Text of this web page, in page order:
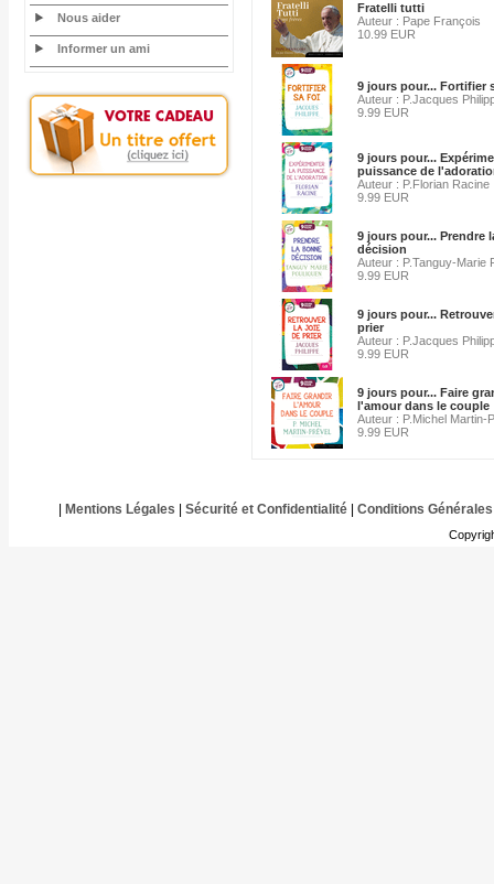
Nous aider
Informer un ami
Fratelli tutti
Auteur : Pape François
10.99 EUR
9 jours pour... Fortifier
Auteur : P.Jacques
9.99 EUR
9 jours pour...
puissance de
Auteur : P.Florian Racine
9.99 EUR
9 jours pour... Prendre
décision
Auteur : P.Tanguy-Marie
9.99 EUR
9 jours pour...
prier
Auteur : P.Jacques
9.99 EUR
9 jours pour... Faire
l'amour dans le couple
Auteur : P.Michel Martin-
9.99 EUR
Mentions Légales Sécurité et Confidentialité| Conditions Générales